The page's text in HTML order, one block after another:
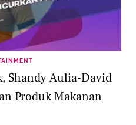
Shandy Aulia-David
Produk Makanan